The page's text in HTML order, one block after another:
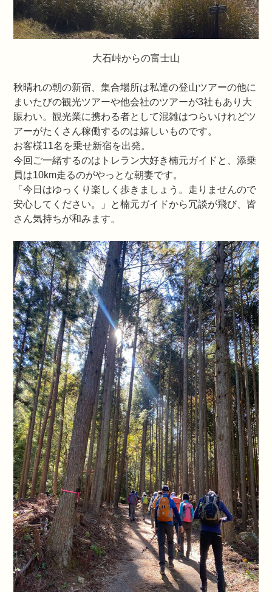
大石峠からの富士山
秋晴れの朝の新宿、集合場所は私達の登山ツアーの他に
まいたびの観光ツアーや他会社のツアーが3社もあり大
賑わい。観光業に携わる者として混雑はつらいけれどツ
アーがたくさん稼働するのは嬉しいものです。
お客様11名を乗せ新宿を出発。
今回ご一緒するのはトレラン大好き楠元ガイドと、添乗
員は10km走るのがやっとな朝妻です。
「今日はゆっくり楽しく歩きましょう。走りませんので
安心してください。」と楠元ガイドから冗談が飛び、皆
さん気持ちが和みます。